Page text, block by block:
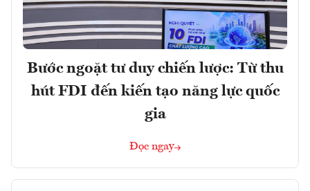
Bước ngoặt tư duy chiến lược: Từ thu
hút FDI đến kiến tạo năng lực quốc
gia
Đọc ngay